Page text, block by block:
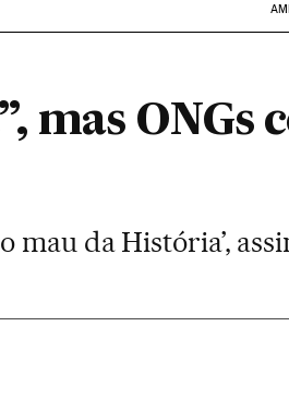
mas ONGs
mau da História’,